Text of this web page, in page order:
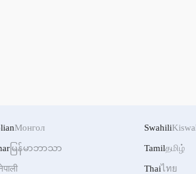
Монгол
မြန်မာဘာသာ
Swahili
Tamilதமிழ்
Thaiไทย